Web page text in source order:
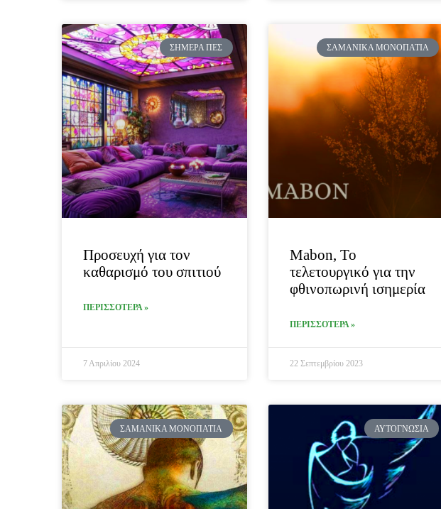
ΣΉΜΕΡΑ ΠΕΣ
Προσευχή για τον
καθαρισμό του σπιτιού
ΠΕΡΙΣΣΟΤΕΡΑ »
7 Απριλίου 2024
ΣΑΜΑΝΙΚΆ ΜΟΝΟΠΆΤΙΑ
Mabon, Το
τελετουργικό για την
φθινοπωρινή ισημερία
ΠΕΡΙΣΣΟΤΕΡΑ »
22 Σεπτεμβρίου 2023
ΣΑΜΑΝΙΚΆ ΜΟΝΟΠΆΤΙΑ ΑΥΤΟΓΝΩΣΊΑ